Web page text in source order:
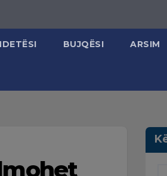
BUJQËSI ARSIM